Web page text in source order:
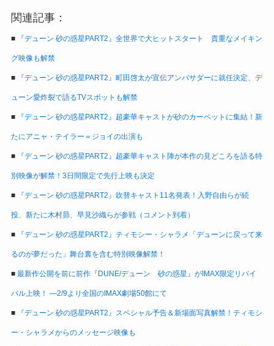
関連記事：
■ 『デューン 砂の惑星PART2』全世界で大ヒットスタート 貴重なメイキン
グ映像も解禁
■ 『デューン 砂の惑星PART2』町田啓太が宣伝アンバサダーに就任決定、デ
ューン愛炸裂で語るTVスポットも解禁
■ 『デューン 砂の惑星PART2』超豪華キャストが砂のカーペットに集結！新
たにアニャ・テイラー＝ジョイの出演も
■ 『デューン 砂の惑星PART2』超豪華キャスト陣が本作の見どころを語る特
別映像が解禁！3日間限定で先行上映も決定
■ 『デューン 砂の惑星PART2』吹替キャスト11名発表！入野自由らが続
投、新たに木村昴、早見沙織らが参戦（コメント到着）
■ 『デューン 砂の惑星PART2』ティモシー・シャラメ「デューンに戻って来
るのが夢だった」舞台裏を含む特別映像解禁！
■ 最新作公開を前に前作『DUNE/デューン 砂の惑星』がIMAX限定リバイ
バル上映！ ―2/9より全国のIMAX劇場50館にて
■ 『デューン 砂の惑星PART2』スペシャル予告＆新場面写真解禁！ティモシ
ー・シャラメからのメッセージ映像も